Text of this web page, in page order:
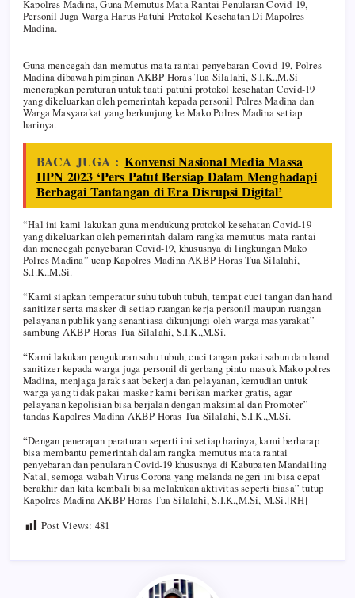
Kapolres Madina, Guna Memutus Mata Rantai Penularan Covid-19,
Personil Juga Warga Harus Patuhi Protokol Kesehatan Di Mapolres
Madina.
Guna mencegah dan memutus mata rantai penyebaran Covid-19, Polres
Madina dibawah pimpinan AKBP Horas Tua Silalahi, S.I.K.,M.Si
menerapkan peraturan untuk taati patuhi protokol kesehatan Covid-19
yang dikeluarkan oleh pemerintah kepada personil Polres Madina dan
Warga Masyarakat yang berkunjung ke Mako Polres Madina setiap
harinya.
BACA JUGA : Konvensi Nasional Media Massa
HPN 2023 ‘Pers Patut Bersiap Dalam Menghadapi
Berbagai Tantangan di Era Disrupsi Digital’
“Hal ini kami lakukan guna mendukung protokol kesehatan Covid-19
yang dikeluarkan oleh pemerintah dalam rangka memutus mata rantai
dan mencegah penyebaran Covid-19, khususnya di lingkungan Mako
Polres Madina” ucap Kapolres Madina AKBP Horas Tua Silalahi,
S.I.K.,M.Si.
“Kami siapkan temperatur suhu tubuh tubuh, tempat cuci tangan dan hand
sanitizer serta masker di setiap ruangan kerja personil maupun ruangan
pelayanan publik yang senantiasa dikunjungi oleh warga masyarakat”
sambung AKBP Horas Tua Silalahi, S.I.K.,M.Si.
“Kami lakukan pengukuran suhu tubuh, cuci tangan pakai sabun dan hand
sanitizer kepada warga juga personil di gerbang pintu masuk Mako polres
Madina, menjaga jarak saat bekerja dan pelayanan, kemudian untuk
warga yang tidak pakai masker kami berikan marker gratis, agar
pelayanan kepolisian bisa berjalan dengan maksimal dan Promoter”
tandas Kapolres Madina AKBP Horas Tua Silalahi, S.I.K.,M.Si.
“Dengan penerapan peraturan seperti ini setiap harinya, kami berharap
bisa membantu pemerintah dalam rangka memutus mata rantai
penyebaran dan penularan Covid-19 khususnya di Kabupaten Mandailing
Natal, semoga wabah Virus Corona yang melanda negeri ini bisa cepat
berakhir dan kita kembali bisa melakukan aktivitas seperti biasa” tutup
Kapolres Madina AKBP Horas Tua Silalahi, S.I.K.,M.Si, M.Si.[RH]
Post Views: 481